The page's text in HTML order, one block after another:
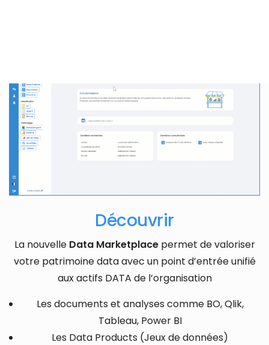
Découvrir
La nouvelle Data Marketplacepermet de valoriser
votre patrimoine data avec un point d’entrée unifié
aux actifs DATA de l’organisation
Les documents et analyses comme BO, Qlik,
Tableau, Power BI
Les Data Products (Jeux de données)